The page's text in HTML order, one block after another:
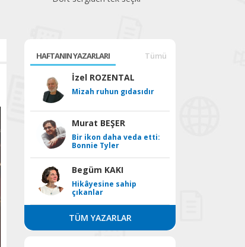
HAFTANIN YAZARLARI Tümü
İzel ROZENTAL
Mizah ruhun gıdasıdır
Murat BEŞER
Bir ikon daha veda etti:
Bonnie Tyler
Begüm KAKI
Hikâyesine sahip
çıkanlar
TÜM YAZARLAR